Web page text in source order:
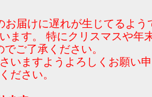
届けに遅れが生じてるよう
ます。 特にクリスマスや年
ご了承ください。
ますようよろしくお願い申
ださい。